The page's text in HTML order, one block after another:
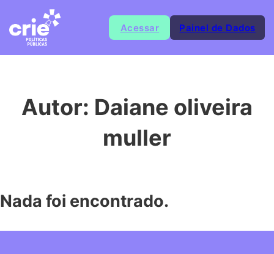
Acessar Painel de Dados
Autor: Daiane oliveira
muller
Nada foi encontrado.